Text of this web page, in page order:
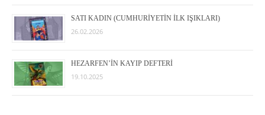
SATI KADIN (CUMHURİYETİN İLK IŞIKLARI)
26.02.2026
HEZARFEN’İN KAYIP DEFTERİ
19.10.2025